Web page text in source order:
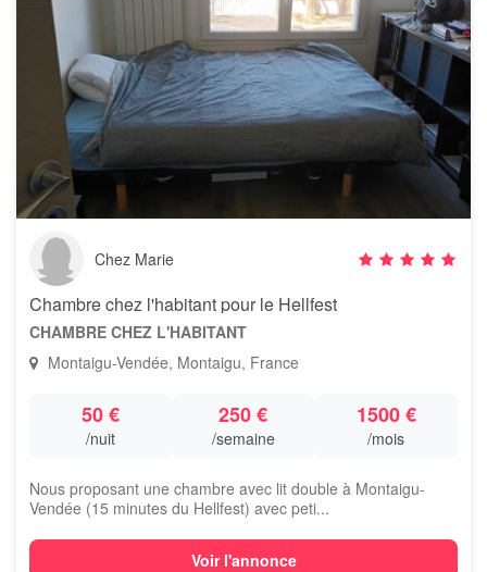
Chez Marie
Chambre chez l'habitant pour le Hellfest
CHAMBRE CHEZ L'HABITANT
Montaigu-Vendée, Montaigu, France
50 €
/nuit
250 €
/semaine
1500 €
/mois
Nous proposant une chambre avec lit double à Montaigu-
Vendée (15 minutes du Hellfest) avec peti...
Voir l'annonce